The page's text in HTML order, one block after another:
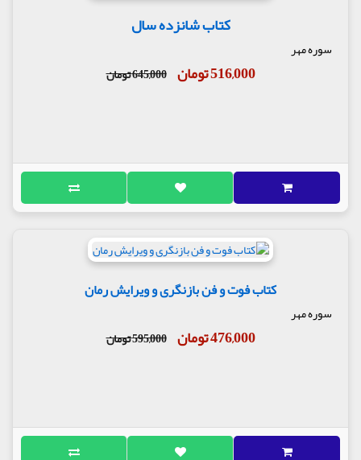
کتاب شانزده سال
سوره مهر
516,000 تومان 645,000 تومان
کتاب فوت و فن بازنگری و ویرایش رمان
سوره مهر
476,000 تومان 595,000 تومان